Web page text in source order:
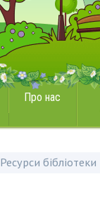
Про нас
Ресурси бібліотеки